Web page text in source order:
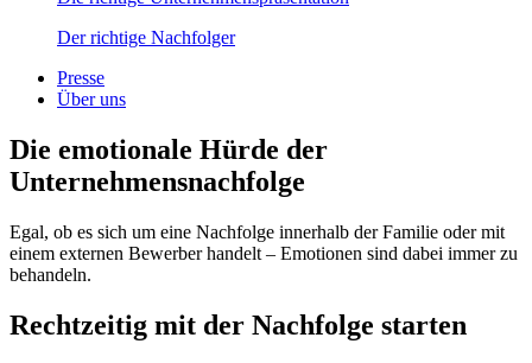
Der richtige Nachfolger
Presse
Über uns
Die emotionale Hürde der
Unternehmensnachfolge
Egal, ob es sich um eine Nachfolge innerhalb der Familie oder mit
einem externen Bewerber handelt – Emotionen sind dabei immer zu
behandeln.
Rechtzeitig mit der Nachfolge starten